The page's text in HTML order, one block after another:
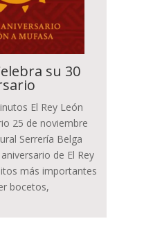
su 30
El Rey León
25 de noviembre
Serrería Belga
de El Rey
más importantes
bocetos,